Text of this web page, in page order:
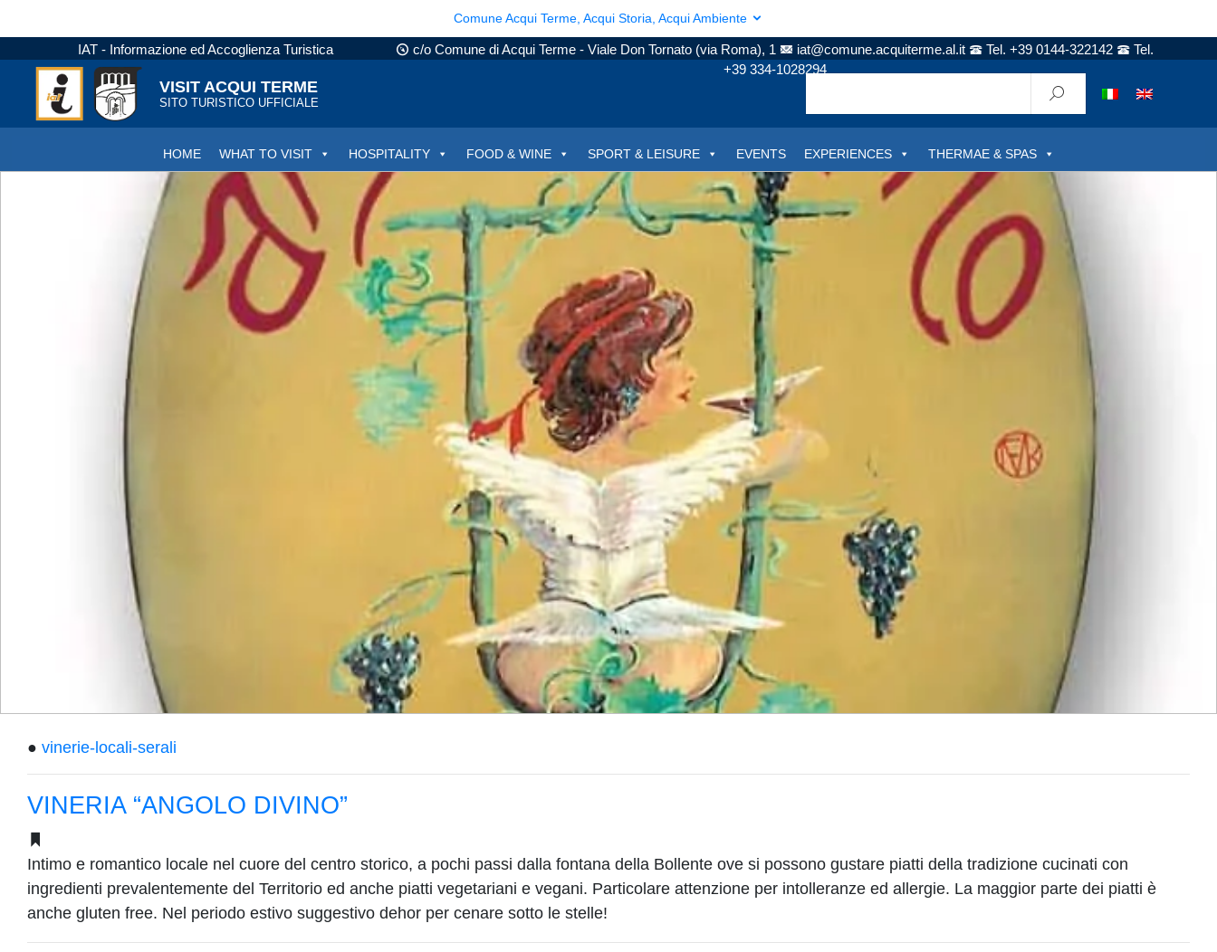
Comune Acqui Terme, Acqui Storia, Acqui Ambiente
IAT - Informazione ed Accoglienza Turistica c/o Comune di Acqui Terme - Viale Don Tornato (via Roma), 1 iat@comune.acquiterme.al.it Tel. +39 0144-322142
Tel.
+39 334-1028294
VISIT ACQUI TERME
SITO TURISTICO UFFICIALE
HOME WHAT TO VISIT HOSPITALITY FOOD & WINE SPORT & LEISURE EVENTS EXPERIENCES THERMAE & SPAS
● vinerie-locali-serali
VINERIA “ANGOLO DIVINO”
Intimo e romantico locale nel cuore del centro storico, a pochi passi dalla fontana della Bollente ove si possono gustare piatti della tradizione cucinati con
ingredienti prevalentemente del Territorio ed anche piatti vegetariani e vegani. Particolare attenzione per intolleranze ed allergie. La maggior parte dei piatti è
anche gluten free. Nel periodo estivo suggestivo dehor per cenare sotto le stelle!